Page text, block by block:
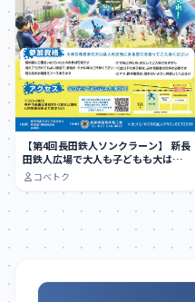
【第4回長田鉄人ソンクラーン】 新長
田鉄人広場で大人も子どもも大はし
ゃぎできる…
コベトク